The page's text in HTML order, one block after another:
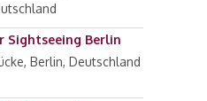
Sightseeing Berlin
Berlin, Deutschland